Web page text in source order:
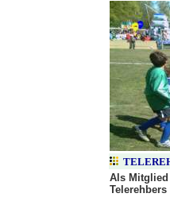
Als Mitglied